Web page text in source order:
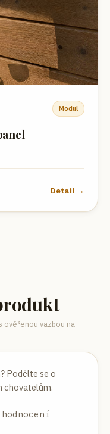
Modul
Detail →
ověřenou vazbou na
? Podělte se o
chovatelům.